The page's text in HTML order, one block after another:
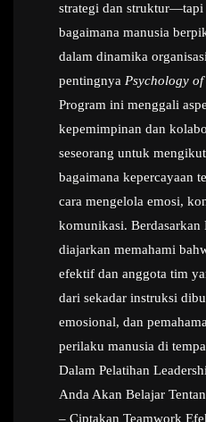
strategi dan struktur—tapi
bagaimana manusia
dalam dinamika
pentingnya Psychology
Program ini menggali
kepemimpinan dan
seseorang untuk
bagaimana kepercayaan
cara mengelola emosi,
komunikasi. Berdasarkan
diajarkan memahami
efektif dan anggota tim
dari sekadar instruksi
emosional, dan
perilaku manusia di
Dalam Pelatihan
Anda Akan Belajar
– Ciptakan Teamwork